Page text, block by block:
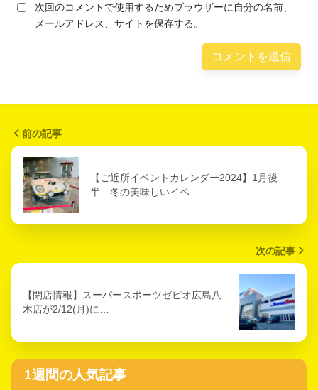
次回のコメントで使用するためブラウザーに自分の名前、
メールアドレス、サイトを保存する。
前の記事
【ご近所イベントカレンダー2024】1月後
半 冬の美味しいイベ…
次の記事
【閉店情報】スーパースポーツゼビオ広島八
木店が2/12(月)に…
1週間の人気記事